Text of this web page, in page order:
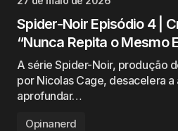
Spider-Noir Episódio 4 |
“Nunca Repita o Mesmo
A série Spider-Noir, produção
por Nicolas Cage, desacelera
aprofundar…
Opinanerd